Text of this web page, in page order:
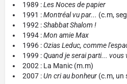
1989 :Les Noces de papier
1991 :Montréal vu par... (c.m,
1992 :Shabbat Shalom !
1994 :Mon amie Max
1996 :Ozias Leduc, comme
1999 :Quand je serai parti... vous
2002 : La Manic (m.m)
2007 :Un cri au bonheur (c.m, un